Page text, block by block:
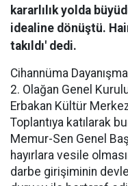
kararlılık yolda
idealine dönüştü.
takıldı' dedi.
Cihannüma
2. Olağan Genel
Erbakan Kültür
Toplantıya katılarak
Memur-Sen Genel
hayırlara vesile
darbe girişiminin